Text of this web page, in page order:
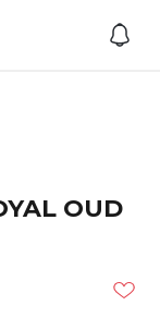
OUD